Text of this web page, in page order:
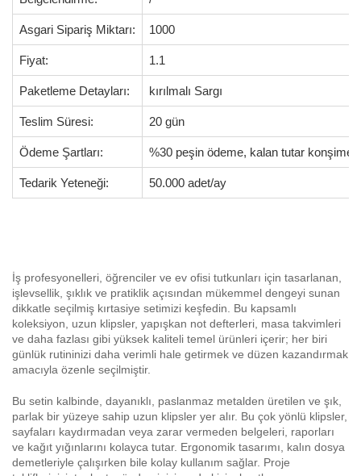
Asgari Sipariş Miktarı: 1000
Fiyat: 1.1
Paketleme Detayları: kırılmalı Sargı
Teslim Süresi: 20 gün
Ödeme Şartları: %30 peşin ödeme, kalan tutar
Tedarik Yeteneği: 50.000 adet/ay
İş profesyonelleri, öğrenciler ve ev ofisi tutkunları için tasarlanan,
işlevsellik, şıklık ve pratiklik açısından mükemmel dengeyi sunan
dikkatle seçilmiş kırtasiye setimizi keşfedin. Bu kapsamlı
koleksiyon, uzun klipsler, yapışkan not defterleri, masa takvimleri
ve daha fazlası gibi yüksek kaliteli temel ürünleri içerir; her biri
günlük rutininizi daha verimli hale getirmek ve düzen kazandırmak
amacıyla özenle seçilmiştir.
Bu setin kalbinde, dayanıklı, paslanmaz metalden üretilen ve şık,
parlak bir yüzeye sahip uzun klipsler yer alır. Bu çok yönlü klipsler,
sayfaları kaydırmadan veya zarar vermeden belgeleri, raporları
ve kağıt yığınlarını kolayca tutar. Ergonomik tasarımı, kalın dosya
demetleriyle çalışırken bile kolay kullanım sağlar. Proje